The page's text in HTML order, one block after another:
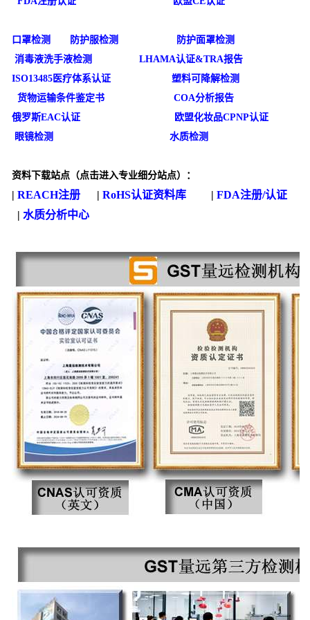
口罩检测 防护服检测
防护面罩检测
消毒液洗手液检测
LHAMA认证&TRA报告
ISO13485医疗体系认证
塑料可降解检测
货物运输条件鉴定书
COA分析报告
俄罗斯EAC认证
欧盟化妆品CPNP认证
眼镜检测
水质检测
资料下载站点 （点击进入专业细分站点） ：
| REACH注册 | RoHS认证资料库 | FDA注册/认证
| 水质分析中心